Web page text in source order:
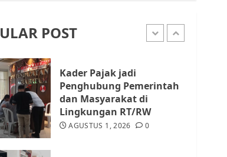
POSTAGUSTUS 1, 2026
Kader Pajak jadi
Penghubung Pemerintah
dan Masyarakat di
Lingkungan RT/RW
AGUSTUS 1, 2026 0